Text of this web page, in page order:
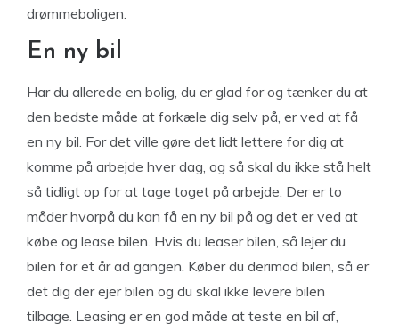
drømmeboligen.
En ny bil
Har du allerede en bolig, du er glad for og tænker du at
den bedste måde at forkæle dig selv på, er ved at få
en ny bil. For det ville gøre det lidt lettere for dig at
komme på arbejde hver dag, og så skal du ikke stå helt
så tidligt op for at tage toget på arbejde. Der er to
måder hvorpå du kan få en ny bil på og det er ved at
købe og lease bilen. Hvis du leaser bilen, så lejer du
bilen for et år ad gangen. Køber du derimod bilen, så er
det dig der ejer bilen og du skal ikke levere bilen
tilbage. Leasing er en god måde at teste en bil af,